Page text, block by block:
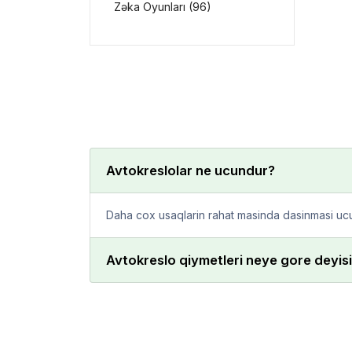
Zəka Oyunları (96)
Avtokreslolar ne ucundur?
Daha cox usaqlarin rahat masinda dasinmasi
Avtokreslo qiymetleri neye gore